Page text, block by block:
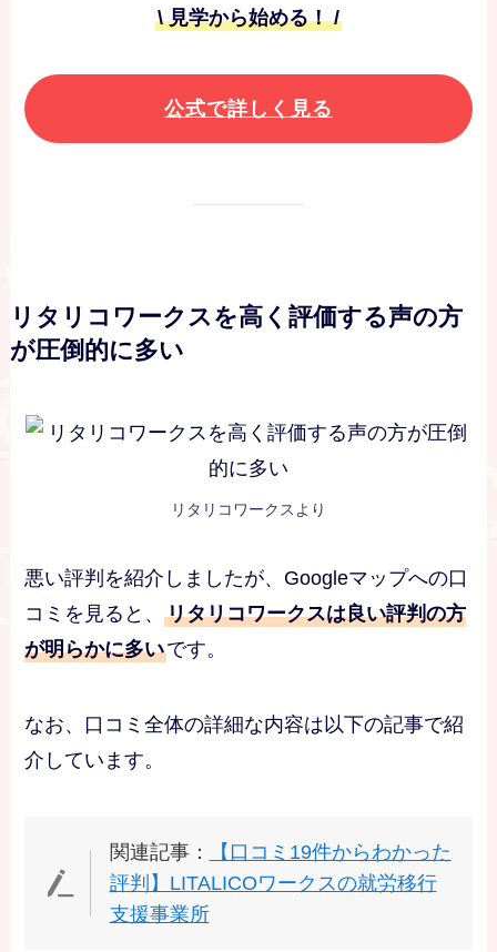
\ 見学から始める！ /
公式で詳しく見る
リタリコワークスを高く評価する声の方
が圧倒的に多い
リタリコワークスより
悪い評判を紹介しましたが、Googleマップへの口
コミを見ると、リタリコワークスは良い評判の方
が明らかに多いです。
なお、口コミ全体の詳細な内容は以下の記事で紹
介しています。
関連記事：
【口コミ19件からわかった
評判】LITALICOワークスの就労移行
支援事業所